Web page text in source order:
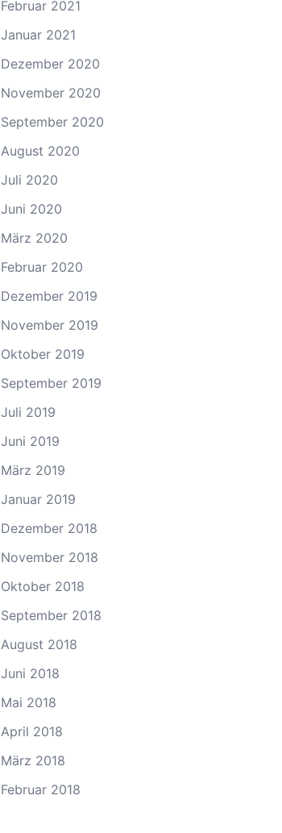
Februar 2021
Januar 2021
Dezember 2020
November 2020
September 2020
August 2020
Juli 2020
Juni 2020
März 2020
Februar 2020
Dezember 2019
November 2019
Oktober 2019
September 2019
Juli 2019
Juni 2019
März 2019
Januar 2019
Dezember 2018
November 2018
Oktober 2018
September 2018
August 2018
Juni 2018
Mai 2018
April 2018
März 2018
Februar 2018